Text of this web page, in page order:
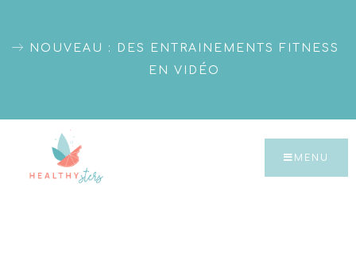
NOUVEAU : DES ENTRAINEMENTS FITNESS
EN VIDÉO
MENU